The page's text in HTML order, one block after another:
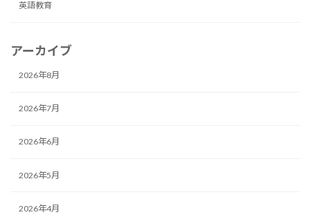
英語教育
アーカイブ
2026年8月
2026年7月
2026年6月
2026年5月
2026年4月